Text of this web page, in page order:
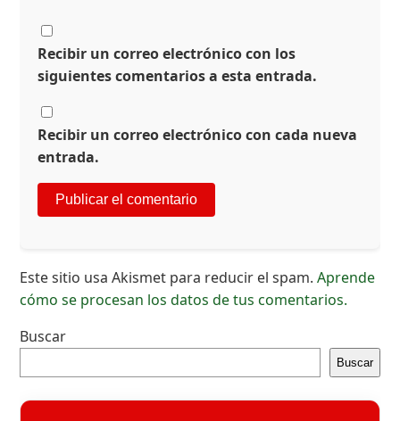
Recibir un correo electrónico con los
siguientes comentarios a esta entrada.
Recibir un correo electrónico con cada nueva
entrada.
Este sitio usa Akismet para reducir el spam.Aprende
cómo se procesan los datos de tus comentarios.
Buscar
Buscar